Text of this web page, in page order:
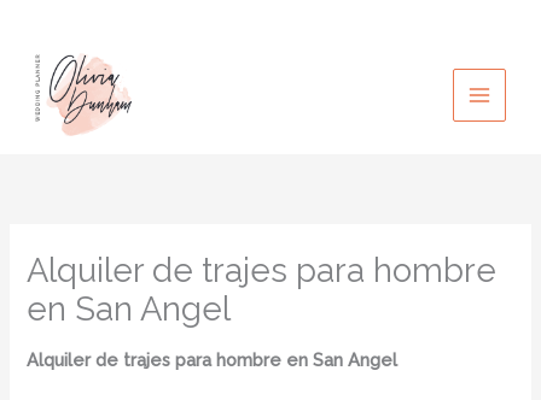
contenido
Alquiler de trajes para hombre
en San Angel
Alquiler de trajes para hombre en San Angel